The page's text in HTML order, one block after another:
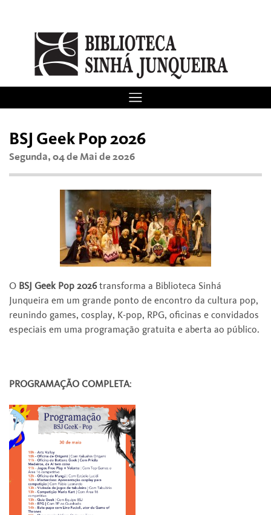
BSJ Geek Pop 2026
Segunda, 04 de Mai de 2026
O BSJ Geek Pop 2026transforma a Biblioteca Sinhá
Junqueira em um grande ponto de encontro da cultura pop,
reunindo games, cosplay, K-pop, RPG, oficinas e convidados
especiais em uma programação gratuita e aberta ao público.
PROGRAMAÇÃO COMPLETA: